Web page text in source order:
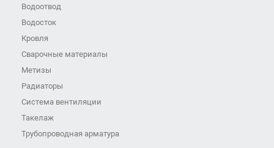
Водоотвод
Водосток
Кровля
Сварочные материалы
Метизы
Радиаторы
Система вентиляции
Такелаж
Трубопроводная арматура